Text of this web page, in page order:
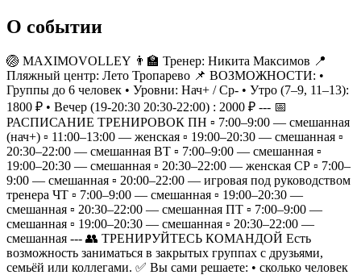
О событии
🏐 MAXIMOVOLLEY 👨‍🏫 Тренер: Никита Максимов 📍
Пляжный центр: Лето Тропарево 📌 ВОЗМОЖНОСТИ: •
Группы до 6 человек • Уровни: Нач+ / Ср- • Утро (7–9, 11–13):
1800 ₽ • Вечер (19-20:30 20:30-22:00) : 2000 ₽ --- 📅
РАСПИСАНИЕ ТРЕНИРОВОК ПН ▫️ 7:00–9:00 — смешанная
(нач+) ▫️ 11:00–13:00 — женская ▫️ 19:00–20:30 — смешанная ▫️
20:30–22:00 — смешанная ВТ ▫️ 7:00–9:00 — смешанная ▫️
19:00–20:30 — смешанная ▫️ 20:30–22:00 — женская СР ▫️ 7:00–
9:00 — смешанная ▫️ 20:00–22:00 — игровая под руководством
тренера ЧТ ▫️ 7:00–9:00 — смешанная ▫️ 19:00–20:30 —
смешанная ▫️ 20:30–22:00 — смешанная ПТ ▫️ 7:00–9:00 —
смешанная ▫️ 19:00–20:30 — смешанная ▫️ 20:30–22:00 —
смешанная --- 👥 ТРЕНИРУЙТЕСЬ КОМАНДОЙ Есть
возможность заниматься в закрытых группах с друзьями,
семьёй или коллегами. ✅ Вы сами решаете: • сколько человек